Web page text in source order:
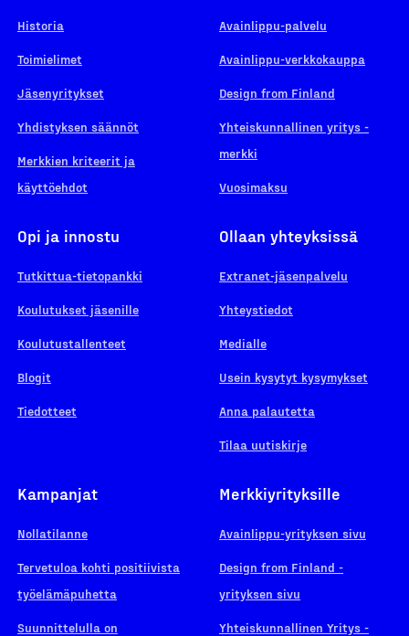
Historia
Toimielimet
Jäsenyritykset
Yhdistyksen säännöt
Merkkien kriteerit ja
käyttöehdot
Avainlippu-palvelu
Avainlippu-verkkokauppa
Design from Finland
Yhteiskunnallinen yritys -
merkki
Vuosimaksu
Opi ja innostu
Tutkittua-tietopankki
Koulutukset jäsenille
Koulutustallenteet
Blogit
Tiedotteet
Ollaan yhteyksissä
Extranet-jäsenpalvelu
Yhteystiedot
Medialle
Usein kysytyt kysymykset
Anna palautetta
Tilaa uutiskirje
Kampanjat
Nollatilanne
Tervetuloa kohti positiivista
työelämäpuhetta
Suunnittelulla on
Merkkiyrityksille
Avainlippu-yrityksen sivu
Design from Finland -
yrityksen sivu
Yhteiskunnallinen Yritys -